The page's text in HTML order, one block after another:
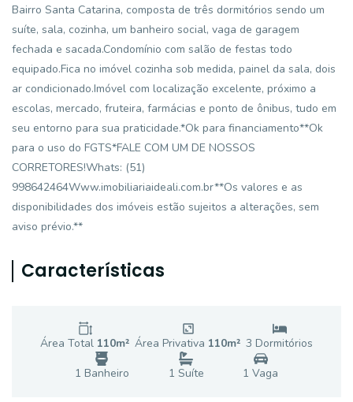
Bairro Santa Catarina, composta de três dormitórios sendo um
suíte, sala, cozinha, um banheiro social, vaga de garagem
fechada e sacada.Condomínio com salão de festas todo
equipado.Fica no imóvel cozinha sob medida, painel da sala, dois
ar condicionado.Imóvel com localização excelente, próximo a
escolas, mercado, fruteira, farmácias e ponto de ônibus, tudo em
seu entorno para sua praticidade.*Ok para financiamento**Ok
para o uso do FGTS*FALE COM UM DE NOSSOS
CORRETORES!Whats: (51)
998642464Www.imobiliariaideali.com.br**Os valores e as
disponibilidades dos imóveis estão sujeitos a alterações, sem
aviso prévio.**
Características
Área Total 110m² Área Privativa 110m² 3 Dormitórios
1 Banheiro 1 Suíte 1 Vaga